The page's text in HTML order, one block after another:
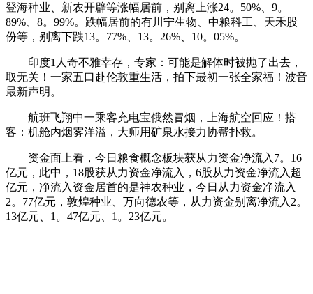
登海种业、新农开辟等涨幅居前，别离上涨24。50%、9。
89%、8。99%。跌幅居前的有川宁生物、中粮科工、天禾股
份等，别离下跌13。77%、13。26%、10。05%。
印度1人奇不雅幸存，专家：可能是解体时被抛了出去，
取无关！一家五口赴伦敦重生活，拍下最初一张全家福！波音
最新声明。
航班飞翔中一乘客充电宝俄然冒烟，上海航空回应！搭
客：机舱内烟雾洋溢，大师用矿泉水接力协帮扑救。
资金面上看，今日粮食概念板块获从力资金净流入7。16
亿元，此中，18股获从力资金净流入，6股从力资金净流入超
亿元，净流入资金居首的是神农种业，今日从力资金净流入
2。77亿元，敦煌种业、万向德农等，从力资金别离净流入2。
13亿元、1。47亿元、1。23亿元。